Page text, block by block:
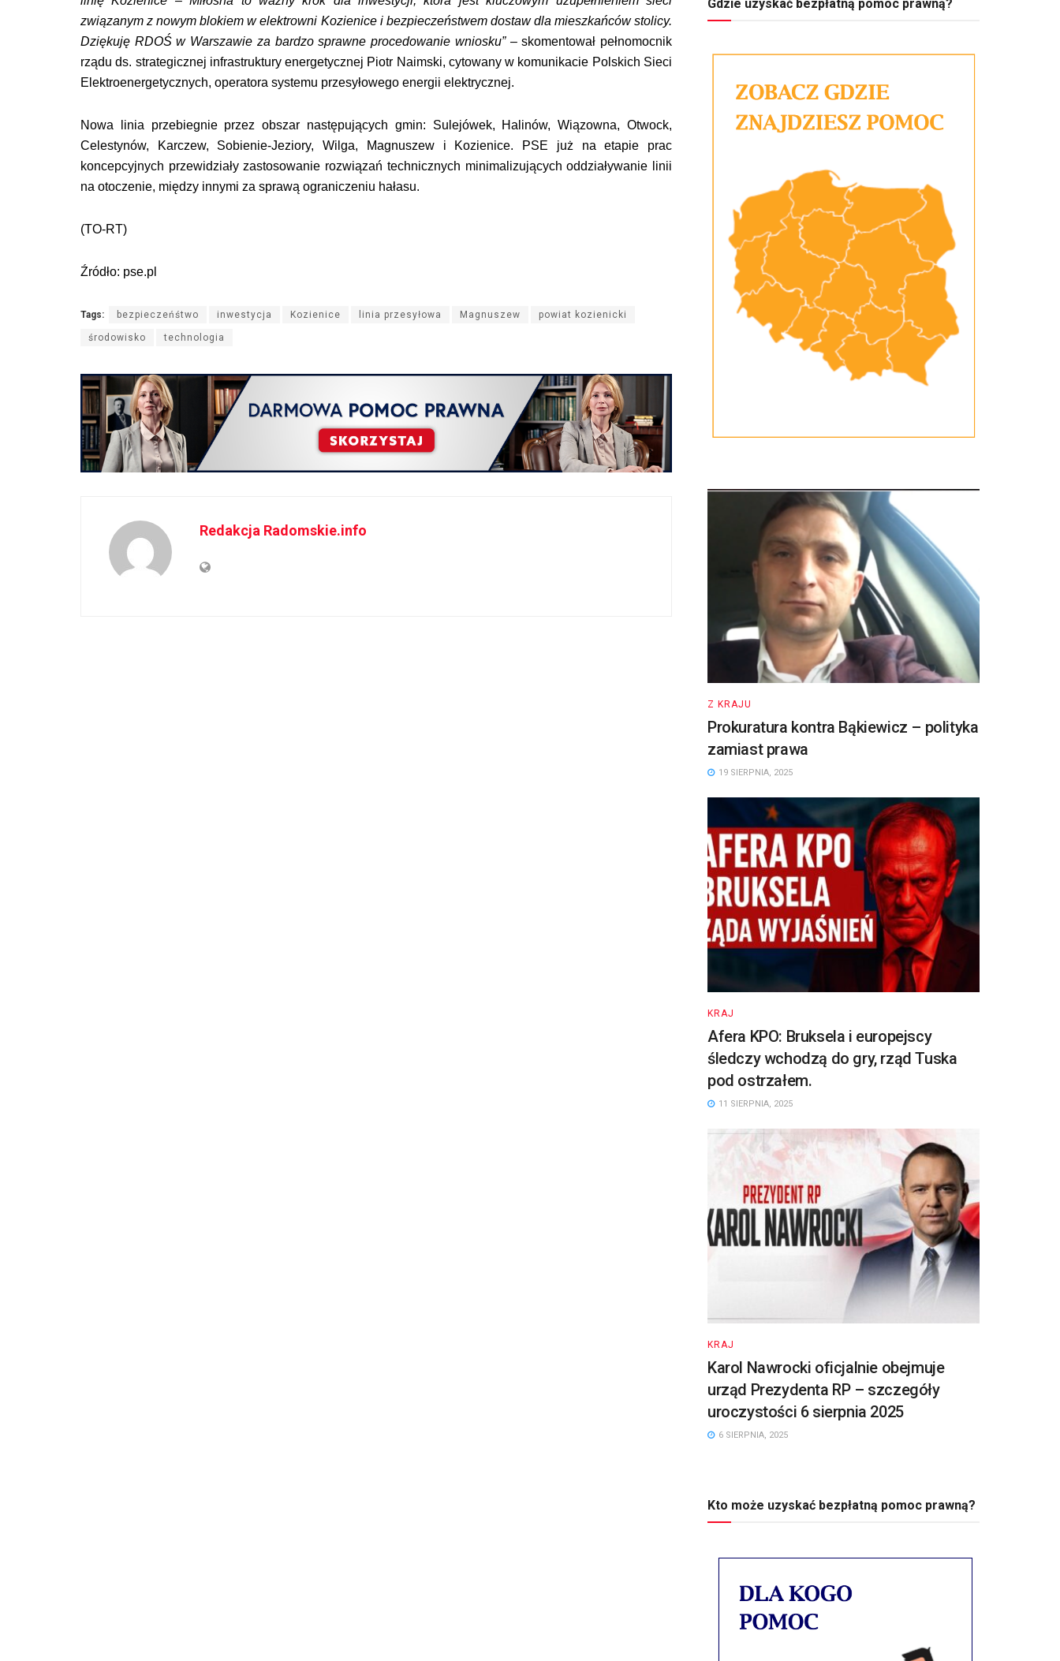
związanym z nowym blokiem w elektrowni Kozienice i bezpieczeństwem dostaw dla mieszkańców stolicy.
Dziękuję RDOŚ w Warszawie za bardzo sprawne procedowanie wniosku” –skomentował pełnomocnik
rządu ds. strategicznej infrastruktury energetycznej Piotr Naimski, cytowany w komunikacie Polskich Sieci
Elektroenergetycznych, operatora systemu przesyłowego energii elektrycznej.
Nowa linia przebiegnie przez obszar następujących gmin: Sulejówek, Halinów, Wiązowna, Otwock,
Celestynów, Karczew, Sobienie-Jeziory, Wilga, Magnuszew i Kozienice. PSE już na etapie prac
koncepcyjnych przewidziały zastosowanie rozwiązań technicznych minimalizujących oddziaływanie linii
na otoczenie, między innymi za sprawą ograniczeniu hałasu.
(TO-RT)
Źródło: pse.pl
Tags: bezpieczeńśtwo inwestycja Kozienice linia przesyłowa Magnuszew powiat kozienicki
środowisko technologia
Redakcja Radomskie.info
Gdzie uzyskać bezpłatną pomoc prawną?
Z KRAJU
Prokuratura kontra Bąkiewicz – polityka
zamiast prawa
19 SIERPNIA, 2025
KRAJ
Afera KPO: Bruksela i europejscy
śledczy wchodzą do gry, rząd Tuska
pod ostrzałem.
11 SIERPNIA, 2025
KRAJ
Karol Nawrocki oficjalnie obejmuje
urząd Prezydenta RP – szczegóły
uroczystości 6 sierpnia 2025
6 SIERPNIA, 2025
Kto może uzyskać bezpłatną pomoc prawną?